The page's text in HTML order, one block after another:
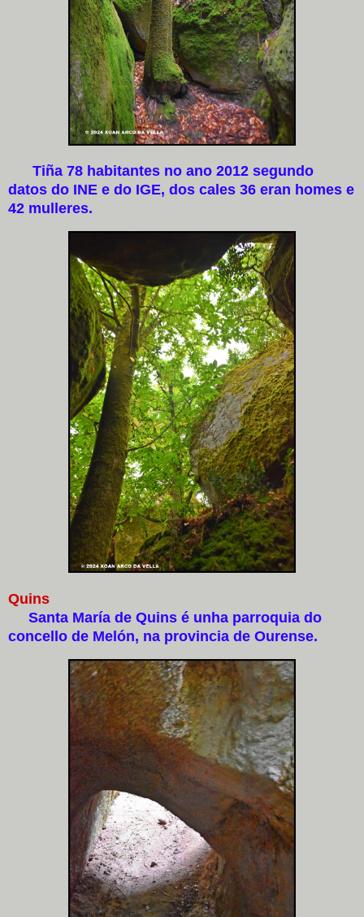
Tiña 78 habitantes no ano 2012 segundo
datos do INE e do IGE, dos cales 36 eran homes e
42 mulleres.
Quins
Santa María de Quins é unha parroquia do
concello de Melón, na provincia de Ourense.